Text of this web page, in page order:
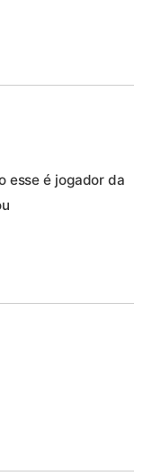
esse é jogador da